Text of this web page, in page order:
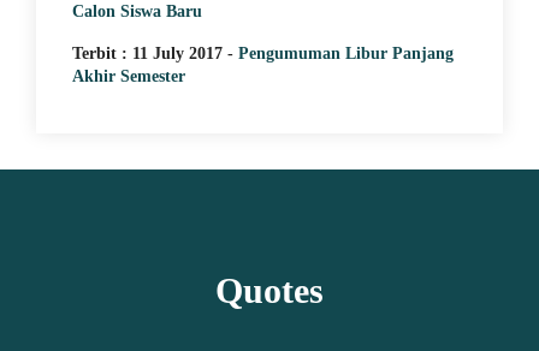
Calon Siswa Baru
Terbit : 11 July 2017 - Pengumuman Libur Panjang
Akhir Semester
Quotes